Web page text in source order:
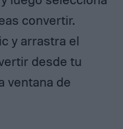
convertir.
y arrastra el
desde tu
ventana de